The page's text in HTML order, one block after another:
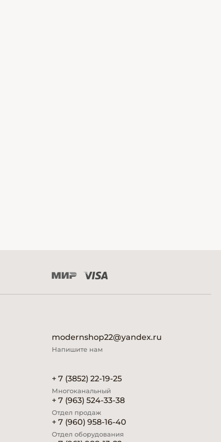
modernshop22@yandex.ru
Напишите нам
+ 7 (3852) 22-19-25
Многоканальный
+ 7 (963) 524-33-38
Отдел продаж
+ 7 (960) 958-16-40
Отдел оборудования